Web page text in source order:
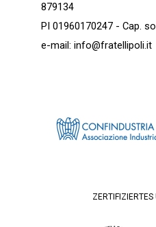
879134
PI 01960170247 - Cap.
e-mail: info@fratellipoli.it
ZERTIFIZIERTES